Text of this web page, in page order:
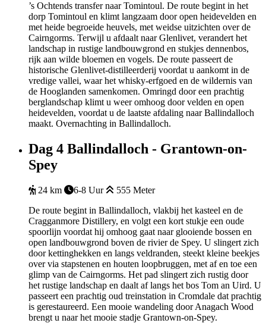
’s Ochtends transfer naar Tomintoul. De route begint in het
dorp Tomintoul en klimt langzaam door open heidevelden en
met heide begroeide heuvels, met weidse uitzichten over de
Cairngorms. Terwijl u afdaalt naar Glenlivet, verandert het
landschap in rustige landbouwgrond en stukjes dennenbos,
rijk aan wilde bloemen en vogels. De route passeert de
historische Glenlivet-distilleerderij voordat u aankomt in de
vredige vallei, waar het whisky-erfgoed en de wildernis van
de Hooglanden samenkomen. Omringd door een prachtig
berglandschap klimt u weer omhoog door velden en open
heidevelden, voordat u de laatste afdaling naar Ballindalloch
maakt. Overnachting in Ballindalloch.
Dag 4 Ballindalloch - Grantown-on-
Spey
24 km 6-8 Uur
555 Meter
De route begint in Ballindalloch, vlakbij het kasteel en de
Cragganmore Distillery, en volgt een kort stukje een oude
spoorlijn voordat hij omhoog gaat naar glooiende bossen en
open landbouwgrond boven de rivier de Spey. U slingert zich
door kettinghekken en langs veldranden, steekt kleine beekjes
over via stapstenen en houten loopbruggen, met af en toe een
glimp van de Cairngorms. Het pad slingert zich rustig door
het rustige landschap en daalt af langs het bos Tom an Uird. U
passeert een prachtig oud treinstation in Cromdale dat prachtig
is gerestaureerd. Een mooie wandeling door Anagach Wood
brengt u naar het mooie stadje Grantown-on-Spey.